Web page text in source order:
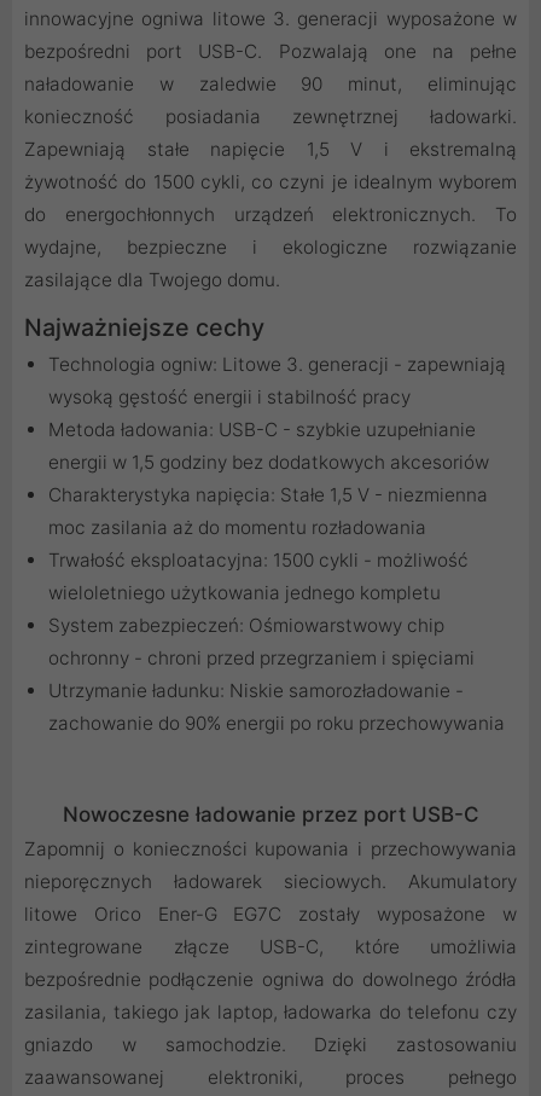
innowacyjne ogniwa litowe 3. generacji wyposażone w
bezpośredni port USB-C. Pozwalają one na pełne
naładowanie w zaledwie 90 minut, eliminując
konieczność posiadania zewnętrznej ładowarki.
Zapewniają stałe napięcie 1,5 V i ekstremalną
żywotność do 1500 cykli, co czyni je idealnym wyborem
do energochłonnych urządzeń elektronicznych. To
wydajne, bezpieczne i ekologiczne rozwiązanie
zasilające dla Twojego domu.
Najważniejsze cechy
Technologia ogniw: Litowe 3. generacji - zapewniają
wysoką gęstość energii i stabilność pracy
Metoda ładowania: USB-C - szybkie uzupełnianie
energii w 1,5 godziny bez dodatkowych akcesoriów
Charakterystyka napięcia: Stałe 1,5 V - niezmienna
moc zasilania aż do momentu rozładowania
Trwałość eksploatacyjna: 1500 cykli - możliwość
wieloletniego użytkowania jednego kompletu
System zabezpieczeń: Ośmiowarstwowy chip
ochronny - chroni przed przegrzaniem i spięciami
Utrzymanie ładunku: Niskie samorozładowanie -
zachowanie do 90% energii po roku przechowywania
Nowoczesne ładowanie przez port USB-C
Zapomnij o konieczności kupowania i przechowywania
nieporęcznych ładowarek sieciowych. Akumulatory
litowe Orico Ener-G EG7C zostały wyposażone w
zintegrowane złącze USB-C, które umożliwia
bezpośrednie podłączenie ogniwa do dowolnego źródła
zasilania, takiego jak laptop, ładowarka do telefonu czy
gniazdo w samochodzie. Dzięki zastosowaniu
zaawansowanej elektroniki, proces pełnego